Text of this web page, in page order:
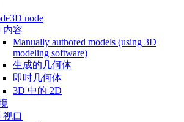
node
内容
Manually authored models (using 3D
modeling software)
生成的几何体
即时几何体
3D 中的 2D
视口